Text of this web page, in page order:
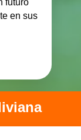
en sus